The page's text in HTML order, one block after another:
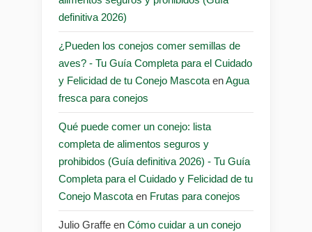
definitiva 2026)
¿Pueden los conejos comer semillas de
aves? - Tu Guía Completa para el Cuidado
y Felicidad de tu Conejo Mascota enAgua
fresca para conejos
Qué puede comer un conejo: lista
completa de alimentos seguros y
prohibidos (Guía definitiva 2026) - Tu Guía
Completa para el Cuidado y Felicidad de tu
Conejo Mascota en Frutas para conejos
Julio Graffe en Cómo cuidar a un conejo